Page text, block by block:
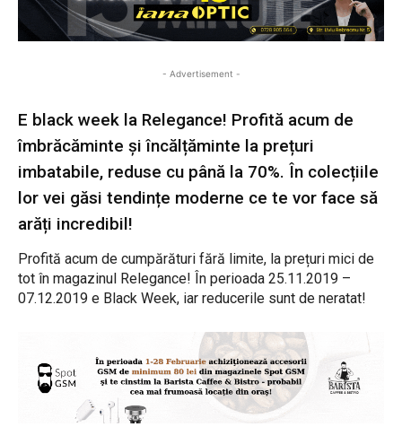
- Advertisement -
E black week la Relegance! Profită acum de
îmbrăcăminte și încălțăminte la prețuri
imbatabile, reduse cu până la 70%. În colecțiile
lor vei găsi tendințe moderne ce te vor face să
arăți incredibil!
Profită acum de cumpărături fără limite, la prețuri mici de
tot în magazinul Relegance! În perioada 25.11.2019 –
07.12.2019 e Black Week, iar reducerile sunt de neratat!